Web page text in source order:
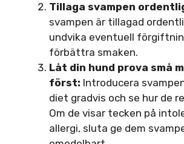
Tillaga svampen
svampen är tillagad
undvika eventuell
förbättra smaken.
Låt din hund prova små
först: Introducera
diet gradvis och se hur de
Om de visar tecken på
allergi, sluta ge dem